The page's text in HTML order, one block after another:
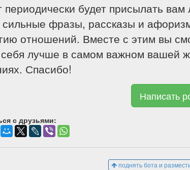
периодически будет присылать
фразы, рассказы и
отношений. Вместе с этим вы
себя лучше в самом важном вашей
Спасибо!
Написать
с друзьями:
поднять бота и